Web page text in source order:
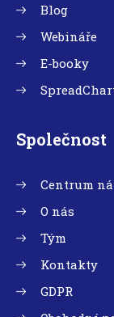
Blog
Webináře
E-booky
Společnost
Centrum
O nás
Tým
Kontakty
GDPR